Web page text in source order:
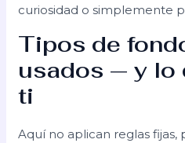
curiosidad o simplemente
Tipos de
usados — y lo
ti
Aquí no aplican reglas fijas,